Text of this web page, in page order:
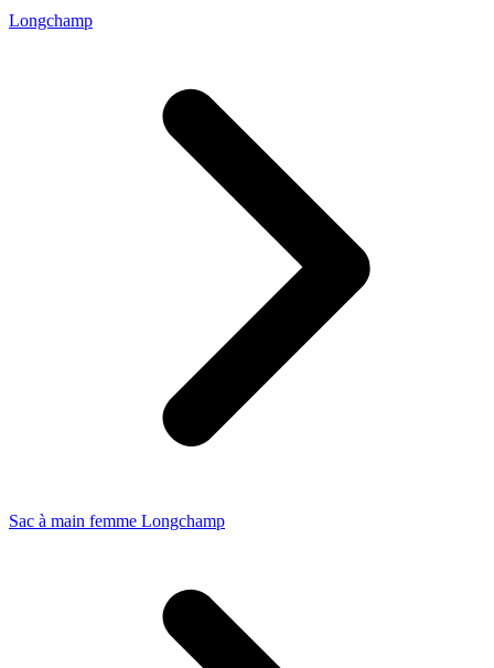
Longchamp
Sac à main femme Longchamp